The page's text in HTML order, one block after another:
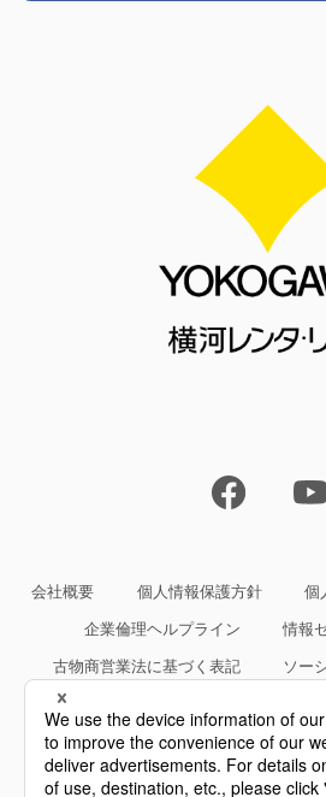
会社概要 個人情報保護方針 個
企業倫理ヘルプライン 情報
古物商営業法に基づく表記 ソー
約款・規